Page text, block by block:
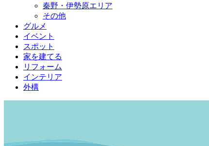
秦野・伊勢原エリア
その他
グルメ
イベント
スポット
家を建てる
リフォーム
インテリア
外構